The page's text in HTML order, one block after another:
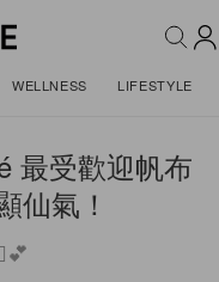
WELLNESS LIFESTYLE
最受歡迎帆布
仙氣！